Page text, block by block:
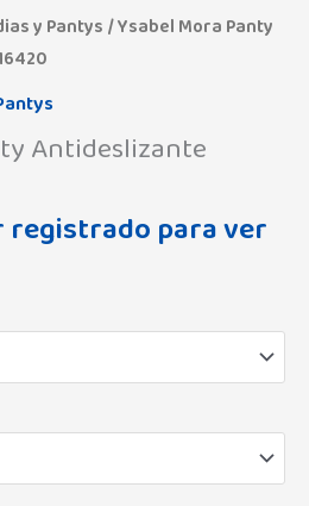
y Pantys / Ysabel Mora Panty
Antideslizante
registrado para ver